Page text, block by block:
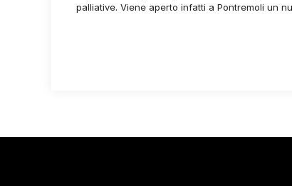
palliative. Viene aperto infatti a Pontremoli un